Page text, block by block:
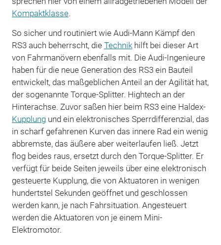
Kompaktklasse.
So sicher und routiniert wie Audi-Mann Kämpf den
RS3 auch beherrscht, die Technikhilft bei dieser Art
von Fahrmanövern ebenfalls mit. Die Audi-Ingenieure
haben für die neue Generation des RS3 ein Bauteil
entwickelt, das maßgeblichen Anteil an der Agilität hat,
der sogenannte Torque-Splitter. Hightech an der
Hinterachse. Zuvor saßen hier beim RS3 eine Haldex-
Kupplungund ein elektronisches Sperrdifferenzial, das
in scharf gefahrenen Kurven das innere Rad ein wenig
abbremste, das äußere aber weiterlaufen ließ. Jetzt
flog beides raus, ersetzt durch den Torque-Splitter. Er
verfügt für beide Seiten jeweils über eine elektronisch
gesteuerte Kupplung, die von Aktuatoren in wenigen
hundertstel Sekunden geöffnet und geschlossen
werden kann, je nach Fahrsituation. Angesteuert
werden die Aktuatoren von je einem Mini-
Elektromotor.